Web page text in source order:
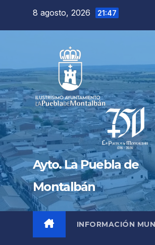
8 agosto, 2026 21:47
Ayto. La Puebla de
Montalbán
INFORMACIÓN